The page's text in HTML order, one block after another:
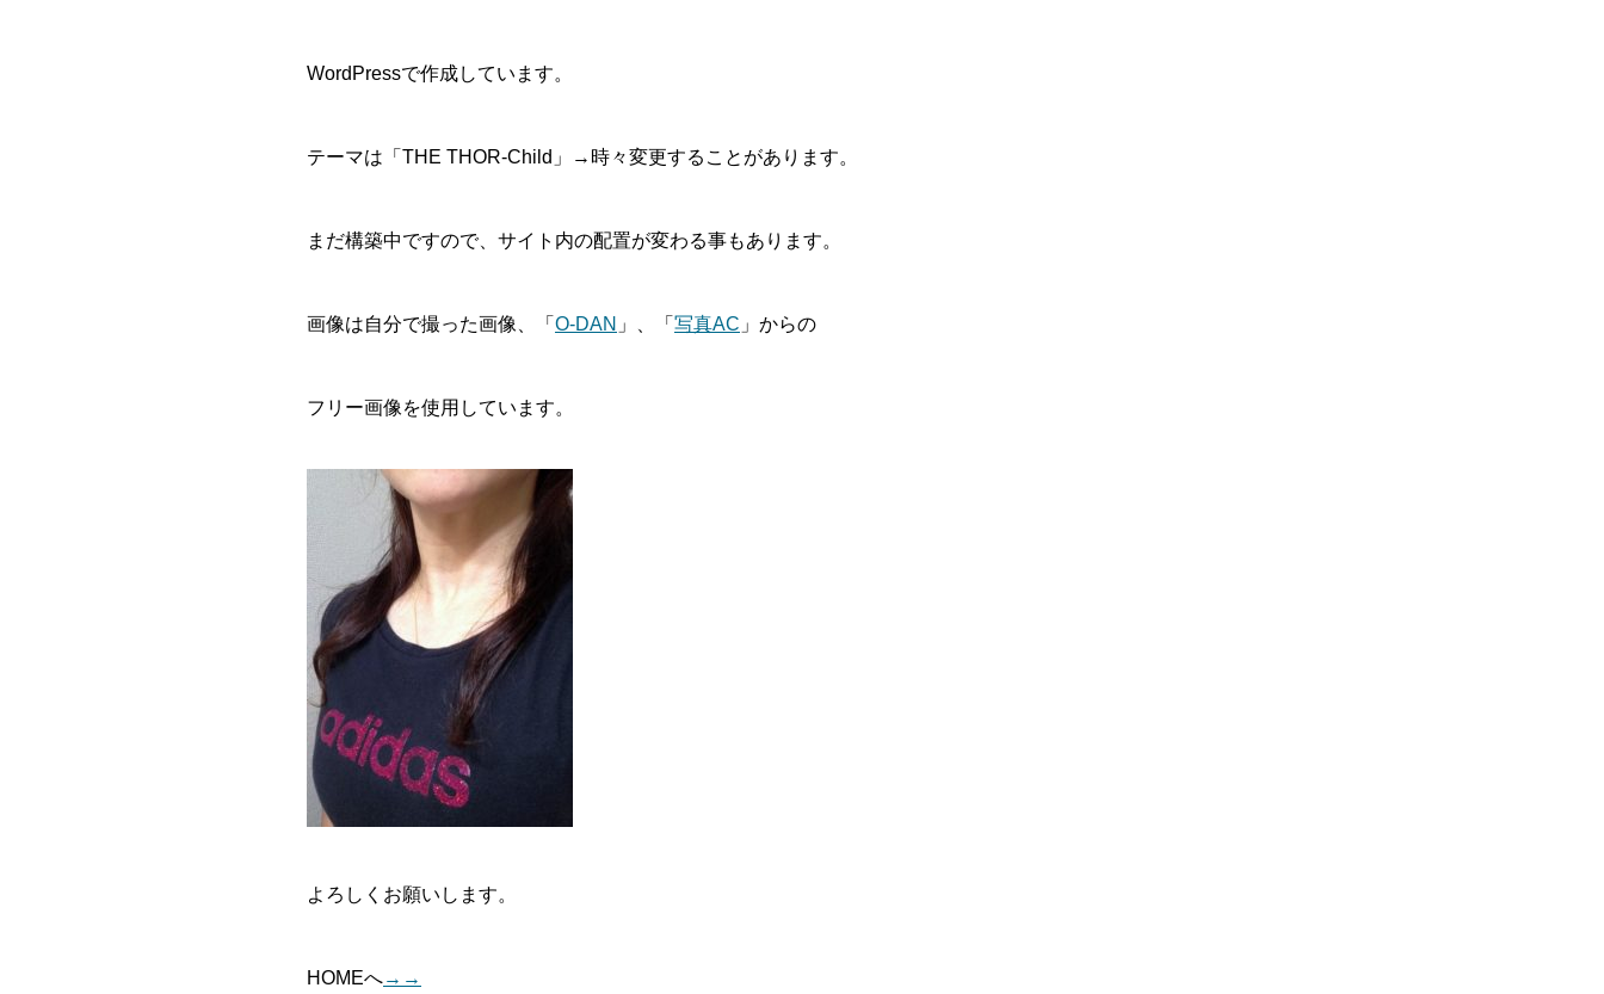
WordPressで作成しています。
テーマは「THE THOR-Child」→時々変更することがあります。
まだ構築中ですので、サイト内の配置が変わる事もあります。
画像は自分で撮った画像、「 O-DAN 」、「 写真AC 」からの
フリー画像を使用しています。
よろしくお願いします。
HOMEへ→→